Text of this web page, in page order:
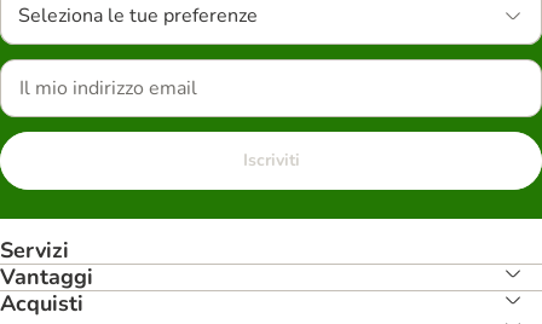
Seleziona le tue preferenze
Iscriviti
Servizi
Vantaggi
Acquisti